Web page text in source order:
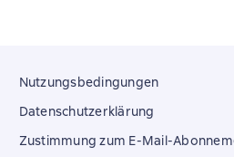
Nutzungsbedingungen
Datenschutzerklärung
Zustimmung zum E-Mail-